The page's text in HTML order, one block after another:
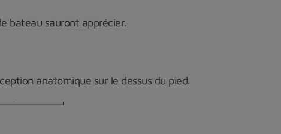
bateau sauront apprécier.
anatomique sur le dessus du pied.